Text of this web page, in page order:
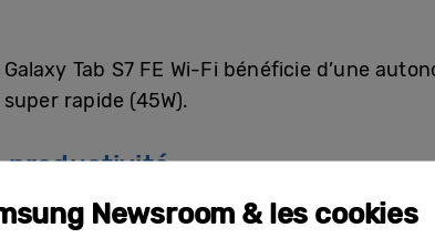
Tab S7 FE Wi-Fi bénéficie d’une
rapide (45W).
productivité
Wi-Fi, les utilisateurs peuvent exprimer
Newsroom & les cookies